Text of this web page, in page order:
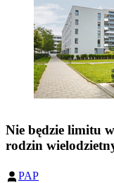
Nie będzie limitu
rodzin
PAP